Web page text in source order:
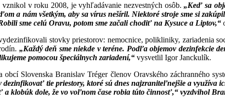
v roku 2008, je vyhľadávanie nezvestných osôb.„Keď sa
a nám všetkým, aby sa vírus nešíril. Niektoré stroje sme si
sme celú Oravu, potom sme začali chodiť na Kysuce a Liptov,“
stovky priestorov: nemocnice, polikliniky, zariadenia
„Každý deň sme niekde v teréne. Podľa objemov dezinfekcie
pomocou špeciálnych zariadení,“ vysvetlil Igor Janckulík.
Slovenska Branislav Tréger členov Oravského záchranného
tie priestory, ktoré sú dnes najzraniteľnejšie a využíva
klobúk dole, že vo voľnom čase robia túto činnosť,“ vyzdvihol